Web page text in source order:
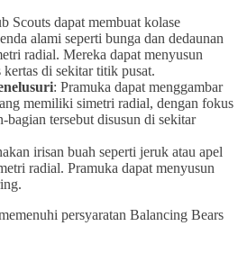
Scouts dapat membuat kolase
alami seperti bunga dan dedaunan
radial. Mereka dapat menyusun
di sekitar titik pusat.
: Pramuka dapat menggambar
memiliki simetri radial, dengan fokus
bagian tersebut disusun di sekitar
irisan buah seperti jeruk atau apel
radial. Pramuka dapat menyusun
persyaratan Balancing Bears